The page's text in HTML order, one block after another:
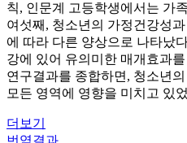
칙, 인문계 고등학생에서는 가
여섯째, 청소년의 가정건강성
에 따라 다른 양상으로 나타났
강에 있어 유의미한 매개효과
연구결과를 종합하면, 청소년
모든 영역에 영향을 미치고 있
더보기
번역결과